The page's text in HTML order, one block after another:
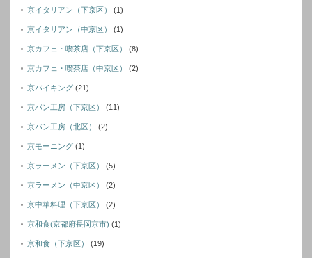
京イタリアン（下京区） (1)
京イタリアン（中京区） (1)
京カフェ・喫茶店（下京区） (8)
京カフェ・喫茶店（中京区） (2)
京バイキング (21)
京パン工房（下京区） (11)
京パン工房（北区） (2)
京モーニング (1)
京ラーメン（下京区） (5)
京ラーメン（中京区） (2)
京中華料理（下京区） (2)
京和食(京都府長岡京市) (1)
京和食（下京区） (19)